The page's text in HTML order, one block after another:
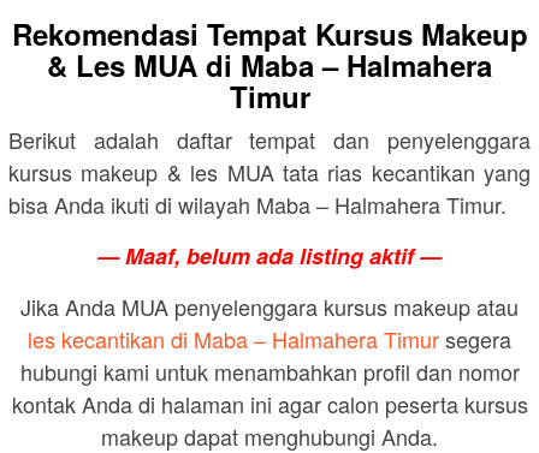
Rekomendasi Tempat Kursus Makeup
& Les MUA di Maba – Halmahera
Timur
Berikut adalah daftar tempat dan penyelenggara
kursus makeup & les MUA tata rias kecantikan yang
bisa Anda ikuti di wilayah Maba – Halmahera Timur.
— Maaf, belum ada listing aktif —
Jika Anda MUA penyelenggara kursus makeup atau
les kecantikan di Maba – Halmahera Timursegera
hubungi kami untuk menambahkan profil dan nomor
kontak Anda di halaman ini agar calon peserta kursus
makeup dapat menghubungi Anda.